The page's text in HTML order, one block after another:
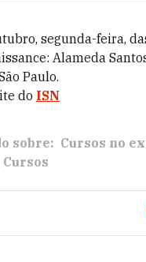
segunda-feira,
Alameda
Paulo.
do ISN
sobre: Cursos no
Cursos